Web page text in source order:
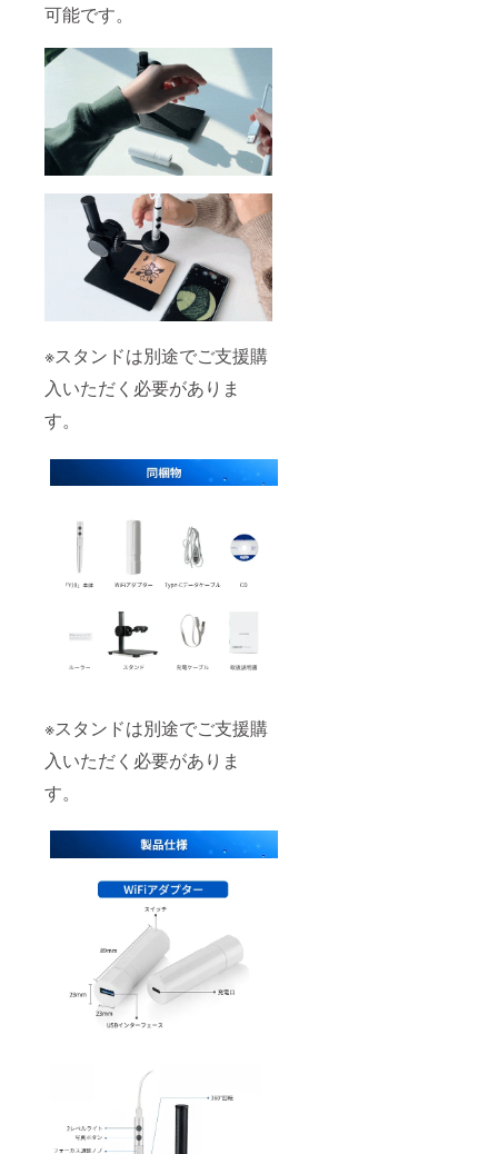
可能です。
※スタンドは別途でご支援購
入いただく必要がありま
す。
※スタンドは別途でご支援購
入いただく必要がありま
す。